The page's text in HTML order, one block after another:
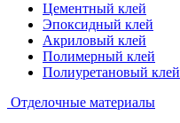
Цементный клей
Эпоксидный клей
Акриловый клей
Полимерный клей
Полиуретановый клей
Отделочные материалы